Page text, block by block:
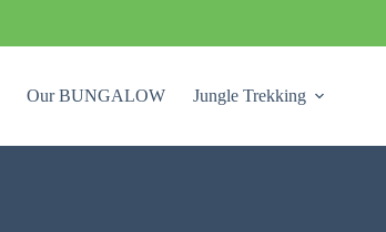
Our BUNGALOW Jungle Trekking